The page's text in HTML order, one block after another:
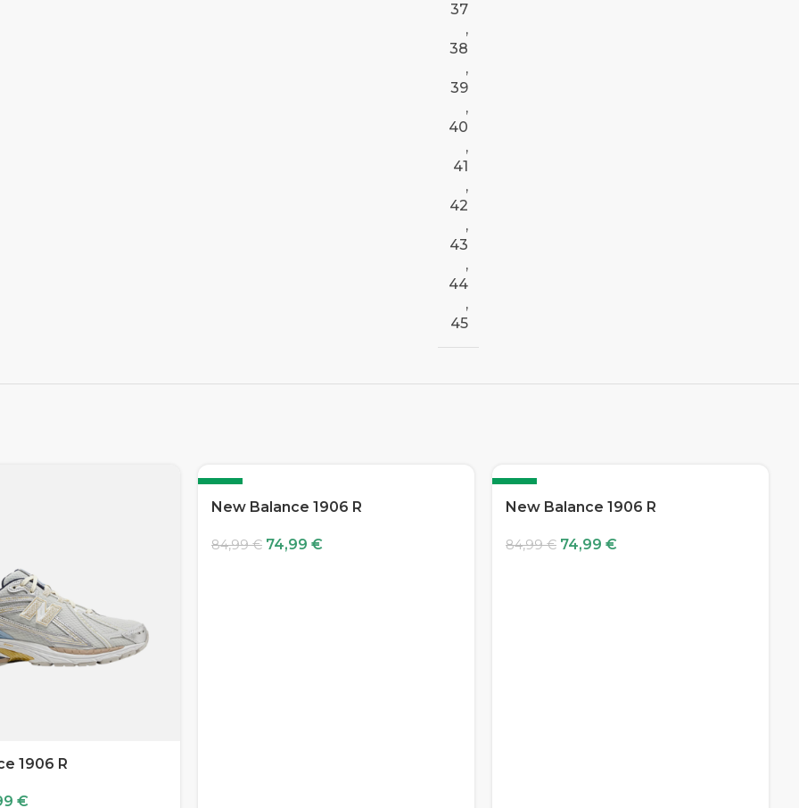
37
,
38
,
39
,
40
,
41
,
42
,
43
,
44
,
45
1906 R
€
-12%
New Balance 1906 R
84,99€ 74,99 €
-12%
New Balance 1906 R
84,99€ 74,99 €